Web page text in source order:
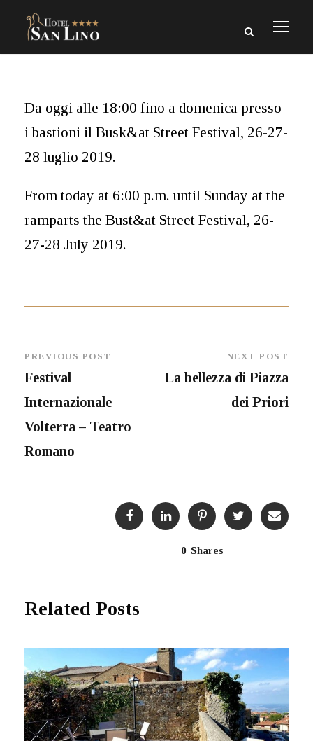
Da oggi alle 18:00 fino a domenica presso
i bastioni il Busk&at Street Festival, 26-27-
28 luglio 2019.
From today at 6:00 p.m. until Sunday at the
ramparts the Bust&at Street Festival, 26-
27-28 July 2019.
PREVIOUS POST
Festival
Internazionale
Volterra – Teatro
Romano
NEXT POST
La bellezza di Piazza
dei Priori
0 Shares
Related Posts